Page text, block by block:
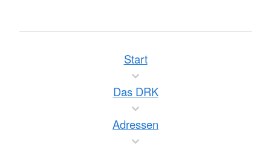
Start
Das DRK
Adressen